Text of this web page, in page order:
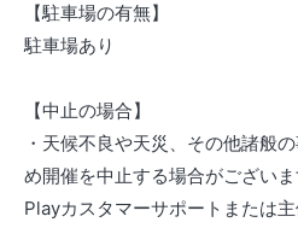
【駐車場の有無】
駐車場あり
【中止の場合】
・天候不良や天災、その他諸般
め開催を中止する場合がござい
Playカスタマーサポートまたは